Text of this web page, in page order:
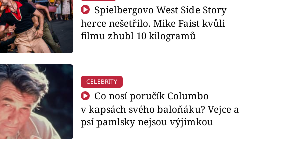
Spielbergovo West Side Story
herce nešetřilo. Mike Faist kvůli
filmu zhubl 10 kilogramů
CELEBRITY
Co nosí poručík Columbo
v kapsách svého baloňáku? Vejce a
psí pamlsky nejsou výjimkou